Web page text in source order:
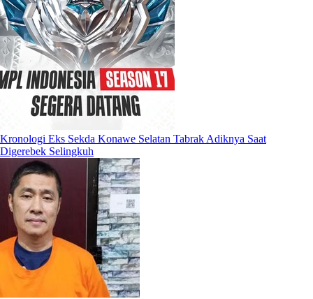
Kronologi Eks Sekda Konawe Selatan Tabrak Adiknya Saat
Digerebek Selingkuh